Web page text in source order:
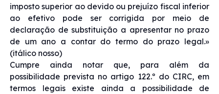
imposto superior ao devido ou prejuízo fiscal inferior
ao efetivo pode ser corrigida por meio de
declaração de substituição a apresentar no prazo
de um ano a contar do termo do prazo legal.»
(itálico nosso)
Cumpre ainda notar que, para além da
possibilidade prevista no artigo 122.º do CIRC, em
termos legais existe ainda a possibilidade de